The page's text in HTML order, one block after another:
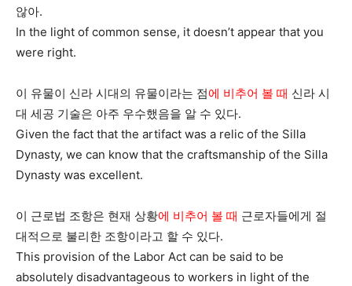
않아.
In the light of common sense, it doesn’t appear that you
were right.
이 유물이 신라 시대의 유물이라는 점에 비추어 볼 때 신라 시
대 세공 기술은 아주 우수했음을 알 수 있다.
Given the fact that the artifact was a relic of the Silla
Dynasty, we can know that the craftsmanship of the Silla
Dynasty was excellent.
이 근로법 조항은 현재 상황에 비추어 볼 때 근로자들에게 절
대적으로 불리한 조항이라고 할 수 있다.
This provision of the Labor Act can be said to be
absolutely disadvantageous to workers in light of the